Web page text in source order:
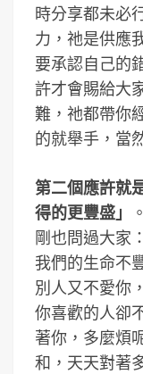
時分享都未必
力，祂是供應
要承認自己的
許才會賜給大
難，祂都帶你
的就舉手，當
第二個應許就
得的更豐盛」
剛也問過大家
我們的生命不
別人又不愛你
你喜歡的人卻
著你，多麼煩
和，天天對著